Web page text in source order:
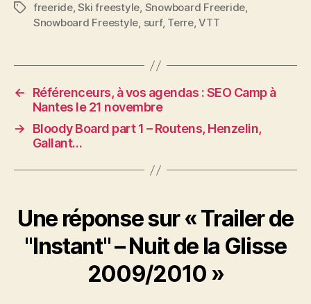
Étiquettes
freeride,Ski freestyle, Snowboard Freeride,
Snowboard Freestyle, surf, Terre,VTT
←
Référenceurs, à vos agendas : SEO Camp à
Nantes le 21 novembre
→
Bloody Board part 1 – Routens, Henzelin,
Gallant…
Une réponse sur « Trailer de
"Instant" – Nuit de la Glisse
2009/2010 »